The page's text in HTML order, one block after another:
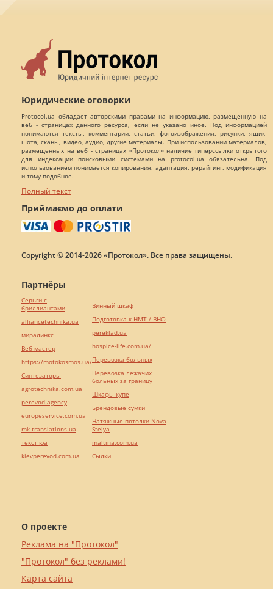
Юридические оговорки
Protocol.ua обладает авторскими правами на информацию, размещенную на
веб - страницах данного ресурса, если не указано иное. Под информацией
понимаются тексты, комментарии, статьи, фотоизображения, рисунки, ящик-
шота, сканы, видео, аудио, другие материалы. При использовании материалов,
размещенных на веб - страницах «Протокол» наличие гиперссылки открытого
для индексации поисковыми системами на protocol.ua обязательна. Под
использованием понимается копирования, адаптация, рерайтинг, модификация
и тому подобное.
Полный текст
Приймаємо до оплати
Copyright © 2014-2026 «Протокол». Все права защищены.
О проекте
Реклама на "Протокол"
"Протокол" без реклами!
Карта сайта
Партнёры
Серьги с
бриллиантами
alliancetechnika.ua
миралинкс
Веб мастер
https://motokosmos.ua/
Синтезаторы
agrotechnika.com.ua
perevod.agency
europeservice.com.ua
mk-translations.ua
текст юа
kievperevod.com.ua
Винный шкаф
Подготовка к НМТ / ВНО
pereklad.ua
hospice-life.com.ua/
Перевозка больных
Перевозка лежачих
больных за границу
Шкафы купе
Брендовые сумки
Натяжные потолки Nova
Stelya
maltina.com.ua
Cылки